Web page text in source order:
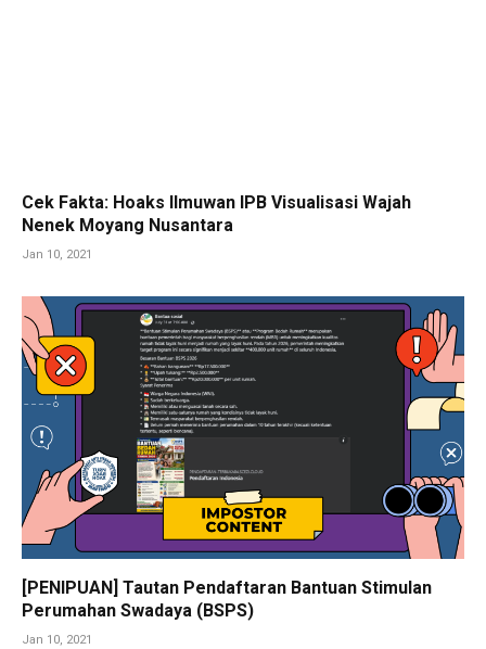
Cek Fakta: Hoaks Ilmuwan IPB Visualisasi Wajah
Nenek Moyang Nusantara
Jan 10, 2021
[PENIPUAN] Tautan Pendaftaran Bantuan Stimulan
Perumahan Swadaya (BSPS)
Jan 10, 2021